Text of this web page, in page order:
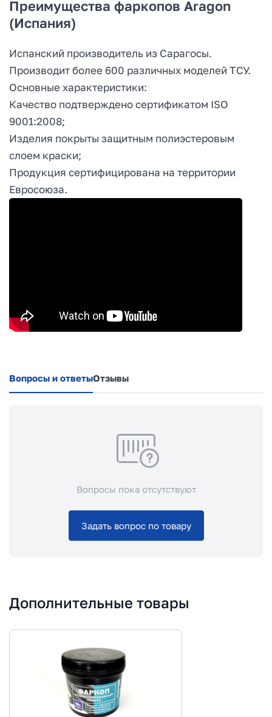
Преимущества фаркопов Aragon
(Испания)
Испанский производитель из Сарагосы.
Производит более 600 различных моделей ТСУ.
Основные характеристики:
Качество подтверждено сертификатом ISO
9001:2008;
Изделия покрыты защитным полиэстеровым
слоем краски;
Продукция сертифицирована на территории
Евросоюза.
Вопросы и ответыОтзывы
Вопросы пока отсутствуют
Задать вопрос по товару
Дополнительные товары